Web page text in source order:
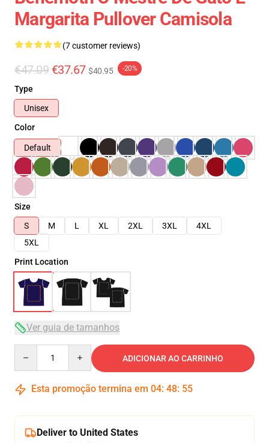
Margarita Pullover Camisola
(7 customer reviews)
€47.09 €37.67 $40.95 -20%
Type
Unisex
Color
Default
Size
S
M L XL 2XL 3XL
4XL
5XL
Print Location
Ver guia de tamanhos
ADICIONAR AO CARRINHO
Esta promoção termina em 04: 48: 54
Deliver to United States